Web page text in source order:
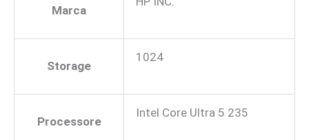
Marca
Storage
1024
Processore
Intel Core Ultra 5 235